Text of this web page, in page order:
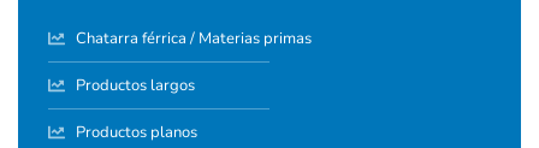
Chatarra férrica / Materias primas
Productos largos
Productos planos